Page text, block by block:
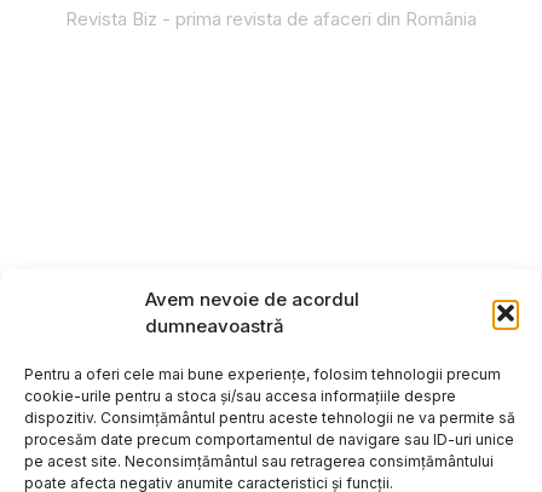
Avem nevoie de acordul
dumneavoastră
Pentru a oferi cele mai bune experiențe, folosim tehnologii precum
cookie-urile pentru a stoca și/sau accesa informațiile despre
dispozitiv. Consimțământul pentru aceste tehnologii ne va permite să
procesăm date precum comportamentul de navigare sau ID-uri unice
pe acest site. Neconsimțământul sau retragerea consimțământului
poate afecta negativ anumite caracteristici și funcții.
Revista Biz - prima revista de afaceri din România